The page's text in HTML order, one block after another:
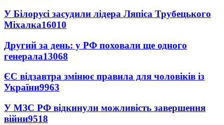
У Білорусі засудили лідера Ляпіса Трубецького
Міхалка16010
Другий за день: у РФ поховали ще одного
генерала13068
ЄС відзавтра змінює правила для чоловіків із
України9963
У МЗС РФ відкинули можливість завершення
війни9518